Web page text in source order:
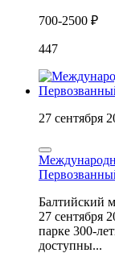
700-2500 ₽
447
27 сентября
Балтийский
27 сентября
парке 300-
доступны...